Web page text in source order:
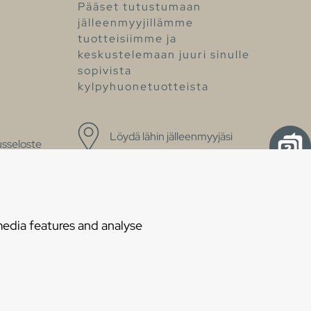
features and analyse
Pääset tutustumaan
jälleenmyyjillämme
tuotteisiimme ja
keskustelemaan juuri sinulle
sopivista
kylpyhuonetuotteista
Löydä lähin jälleenmyyjäsi